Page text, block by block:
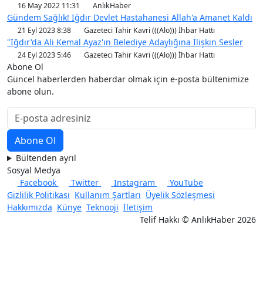
16 May 2022 11:31 AnlıkHaber
Gündem Sağlık! Iğdır Devlet Hastahanesi Allah'a Amanet Kaldı
21 Eyl 2023 8:38 Gazeteci Tahir Kavri (((Alo))) İhbar Hattı
"Iğdır'da Ali Kemal Ayaz'ın Belediye Adaylığına İlişkin Sesler
24 Eyl 2023 5:46 Gazeteci Tahir Kavri (((Alo))) İhbar Hattı
Abone Ol
Güncel haberlerden haberdar olmak için e-posta bültenimize
abone olun.
Bültenden ayrıl
Sosyal Medya
Facebook
Twitter Instagram
YouTube
Gizlilik Politikası Kullanım Şartları Üyelik Sözleşmesi
Hakkımızda Künye Teknooji İletişim
Telif Hakkı © AnlıkHaber 2026